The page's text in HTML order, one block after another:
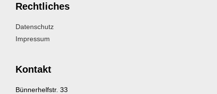
Rechtliches
Datenschutz
Impressum
Kontakt
Bünnerhelfstr. 33